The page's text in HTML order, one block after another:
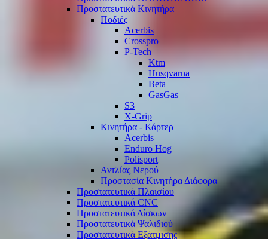
Προστατευτικά Κινητήρα
Ποδιές
Acerbis
Crosspro
P-Tech
Ktm
Husqvarna
Beta
GasGas
S3
X-Grip
Κινητήρα - Κάρτερ
Acerbis
Enduro Hog
Polisport
Αντλίας Νερού
Προστασία Κινητήρα Διάφορα
Προστατευτικά Πλαισίου
Προστατευτικά CNC
Προστατευτικά Δίσκων
Προστατευτικά Ψαλιδιού
Προστατευτικά Εξάτμισης